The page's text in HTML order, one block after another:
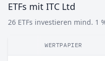
ETFs mit ITC Ltd
26 ETFs investieren mind. 1
WERTPAPIER